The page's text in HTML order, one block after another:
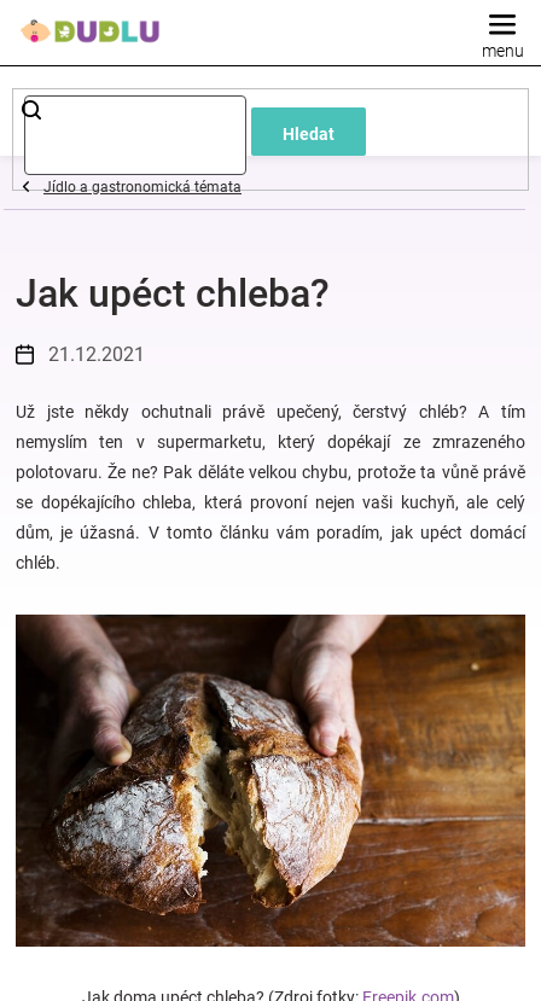
Hledat
Dětské
a
oblečení
Pokojíček
a
kojenecká
výbava
zábava
děti
Těhotenské
Jídlo a gastronomická témata
Jak upéct chleba?
21.12.2021
Už jste někdy ochutnali právě upečený, čerstvý chléb? A tím
nemyslím ten v supermarketu, který dopékají ze zmrazeného
polotovaru. Že ne? Pak děláte velkou chybu, protože ta vůně právě
se dopékajícího chleba, která provoní nejen vaši kuchyň, ale celý
dům, je úžasná. V tomto článku vám poradím, jak upéct domácí
chléb.